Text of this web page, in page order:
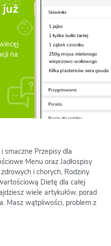
na
smaczne Przepisy dla
Menu oraz Jadłospisy
i chorych, Rodziny.
Dietę dla całej
wiele artykułów, porad
Masz wątpliwości, problem z